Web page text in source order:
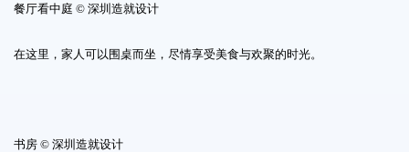
餐厅看中庭 © 深圳造就设计
在这里，家人可以围桌而坐，尽情享受美食与欢聚的时光。
书房 © 深圳造就设计